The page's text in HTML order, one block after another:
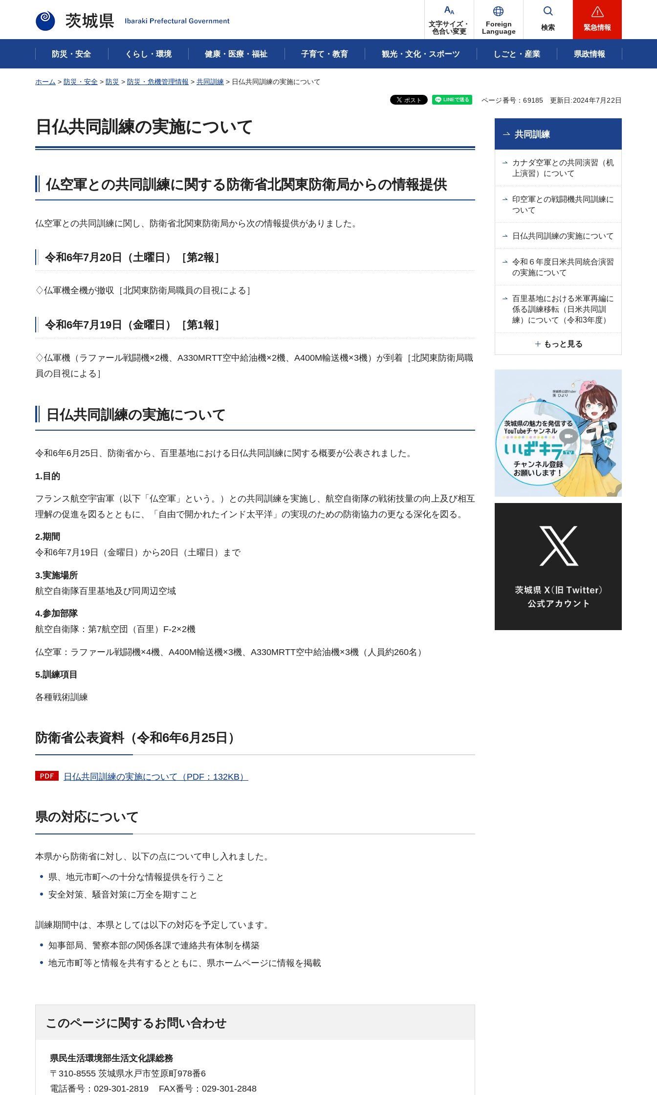
茨城県
文字サイズ・
色合い変更
Foreign
Language
検索 緊急情報
防災・安全 くらし・環境 健康・医療・福祉 子育て・教育 観光・文化・スポーツ しごと・産業 県政情報
ホーム > 防災・安全 > 防災 > 防災・危機管理情報 > 共同訓練 > 日仏共同訓練の実施について
ページ番号：69185 更新日:2024年7月22日
日仏共同訓練の実施について
仏空軍との共同訓練に関する防衛省北関東防衛局からの情報提供
仏空軍との共同訓練に関し、防衛省北関東防衛局から次の情報提供がありました。
令和6年7月20日（土曜日）［第2報］
♢仏軍機全機が撤収［北関東防衛局職員の目視による］
令和6年7月19日（金曜日）［第1報］
♢仏軍機（ラファール戦闘機×2機、A330MRTT空中給油機×2機、A400M輸送機×3機）が到着［北関東防衛局職
員の目視による］
日仏共同訓練の実施について
令和6年6月25日、防衛省から、百里基地における日仏共同訓練に関する概要が公表されました。
1.目的
フランス航空宇宙軍（以下「仏空軍」という。）との共同訓練を実施し、航空自衛隊の戦術技量の向上及び相互
理解の促進を図るとともに、「自由で開かれたインド太平洋」の実現のための防衛協力の更なる深化を図る。
2.期間
令和6年7月19日（金曜日）から20日（土曜日）まで
3.実施場所
航空自衛隊百里基地及び同周辺空域
4.参加部隊
航空自衛隊：第7航空団（百里）F-2×2機
仏空軍：ラファール戦闘機×4機、A400M輸送機×3機、A330MRTT空中給油機×3機（人員約260名）
5.訓練項目
各種戦術訓練
防衛省公表資料（令和6年6月25日）
日仏共同訓練の実施について（PDF：132KB）
県の対応について
本県から防衛省に対し、以下の点について申し入れました。
県、地元市町への十分な情報提供を行うこと
安全対策、騒音対策に万全を期すこと
訓練期間中は、本県としては以下の対応を予定しています。
知事部局、警察本部の関係各課で連絡共有体制を構築
地元市町等と情報を共有するとともに、県ホームページに情報を掲載
このページに関するお問い合わせ
県民生活環境部生活文化課総務
〒310-8555 茨城県水戸市笠原町978番6
電話番号：029-301-2819
FAX番号：029-301-2848
共同訓練
カナダ空軍との共同演習（机
上演習）について
印空軍との戦闘機共同訓練に
ついて
日仏共同訓練の実施について
令和６年度日米共同統合演習
の実施について
百里基地における米軍再編に
係る訓練移転（日米共同訓
練）について（令和3年度）
もっと見る